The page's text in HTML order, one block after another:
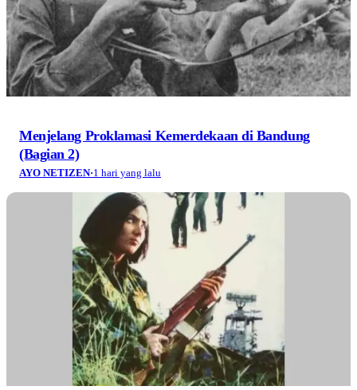
Menjelang Proklamasi Kemerdekaan di Bandung
(Bagian 2)
AYO NETIZEN·1 hari yang lalu